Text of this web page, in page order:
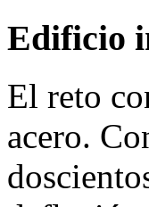
Edificio
El reto
acero.